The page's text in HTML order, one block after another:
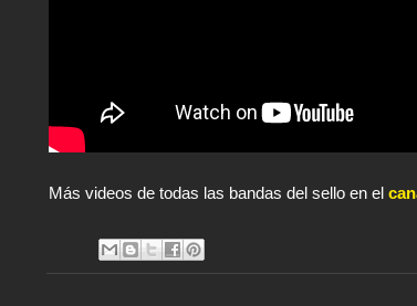
Más videos de todas las bandas del sello en el